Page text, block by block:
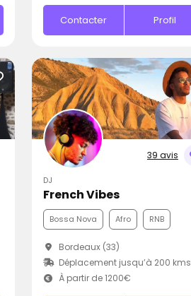
Contacter Profil
39 avis
DJ
French Vibes
Bossa Nova Afro RNB
Bordeaux (33)
Déplacement jusqu’à 200 kms
À partir de 1200€